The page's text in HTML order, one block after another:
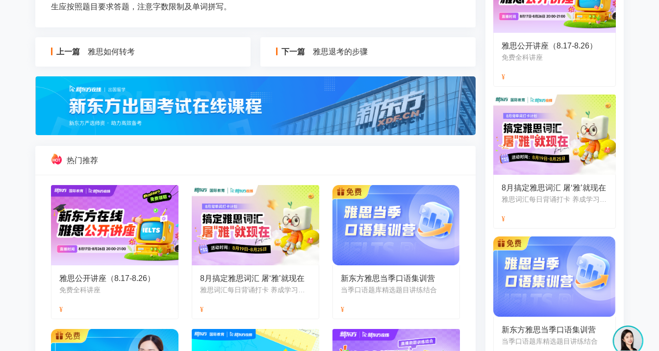
生应按照题目要求答题，注意字数限制及单词拼写。
上一篇 雅思如何转考 下一篇 雅思退考的步骤
热门推荐
雅思公开讲座（8.17-8.26）
免费全科讲座
8月搞定雅思词汇 屠‘雅’就现在 新东方雅思当季口语集训营
当季口语题库精选题目讲练结合
雅思公开讲座（8.17-8.26）
免费全科讲座
8月搞定雅思词汇 屠‘雅’就现在
新东方雅思当季口语集训营
当季口语题库精选题目讲练结合